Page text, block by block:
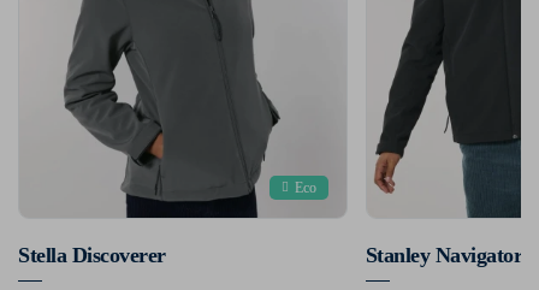
Eco
Stella Discoverer Stanley Navigator